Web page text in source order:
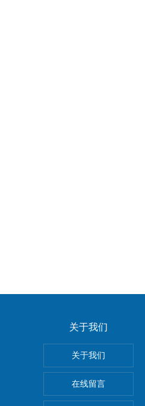
关于我们
关于我们
在线留言